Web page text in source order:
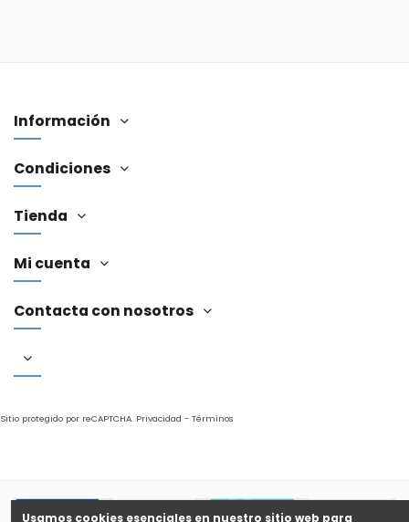
Información
Condiciones
Tienda
Mi cuenta
Contacta con nosotros
Sitio protegido por reCAPTCHA. Privacidad - Términos
Usamos cookies esenciales en nuestro sitio web para